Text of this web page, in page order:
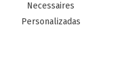
Necessaires
Personalizadas